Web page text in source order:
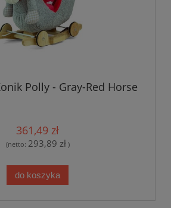
Polly - Gray-Red Horse
361,49 zł
(netto: 293,89 zł)
do koszyka